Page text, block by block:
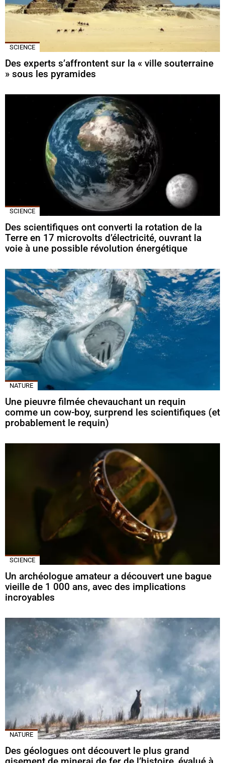
SCIENCE
Des experts s’affrontent sur la « ville souterraine
» sous les pyramides
SCIENCE
Des scientifiques ont converti la rotation de la
Terre en 17 microvolts d’électricité, ouvrant la
voie à une possible révolution énergétique
NATURE
Une pieuvre filmée chevauchant un requin
comme un cow-boy, surprend les scientifiques (et
probablement le requin)
SCIENCE
Un archéologue amateur a découvert une bague
vieille de 1 000 ans, avec des implications
incroyables
NATURE
Des géologues ont découvert le plus grand